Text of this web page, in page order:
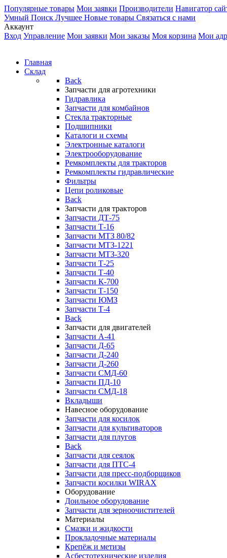
Популярные товары Мои заявки Производители Навигатор
Умный Поиск Лучшее Новые товары Связаться с нами
Аккаунт
Вход Управление Мои заявки Мои заказы Моя корзина Мои
Главная
Склад
Back
Запчасти для агротехники
Гидравлика
Запчасти для комбайнов
Стекла тракторные
Подшипники
Каталоги и схемы
Электронные каталоги
Электрооборудование
Ремкомплекты для тракторов
Ремкомплекты гидравлические
Фильтры
Цепи роликовые
Back
Запчасти для тракторов
Запчасти ДТ-75
Запчасти Т-16
Запчасти МТЗ 80/82
Запчасти МТЗ-1221
Запчасти МТЗ-320
Запчасти Т-25
Запчасти Т-40
Запчасти К-700
Запчасти Т-150
Запчасти ЮМЗ
Запчасти Т-4
Back
Запчасти для двигателей
Запчасти А-41
Запчасти Д-65
Запчасти Д-240
Запчасти Д-260
Запчасти СМД-60
Запчасти ПД-10
Запчасти СМД-18
Вкладыши
Навесное оборудование
Запчасти для косилок
Запчасти для культиваторов
Запчасти для плугов
Back
Запчасти для сеялок
Запчасти для ПТС-4
Запчасти для пресс-подборщиков
Запчасти косилки WIRAX
Оборудование
Доильное оборудование
Запчасти для зерноочистителей
Материалы
Смазки и жидкости
Прокладочные материалы
Крепёж и метизы
Асбестотехнические изделия